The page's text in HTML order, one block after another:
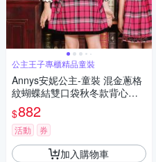
公主王子專櫃精品童裝
Annys安妮公主-童裝 混金蔥格
紋蝴蝶結雙口袋秋冬款背心裙*
2254桃粉
$882
活動 券
加入購物車